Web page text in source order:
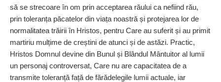
să se strecoare în om prin acceptarea răului ca nefiind rău,
prin toleranța păcatelor din viața noastră și protejarea lor de
normalitatea trăirii în Hristos, pentru Care au suferit și au primit
martiriu mulțime de creștini de atunci și de astăzi. Practic,
Hristos Domnul devine din Bunul și Blândul Mântuitor al lumii
un personaj controversat, Care nu are capacitatea de a
transmite toleranță față de fărădelegile lumii actuale, iar